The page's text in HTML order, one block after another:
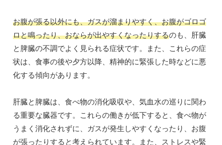
お腹が張る以外にも、ガスが溜まりやすく、お腹がゴロゴ
ロと鳴ったり、おならが出やすくなったりするのも、肝臓
と脾臓の不調でよく見られる症状です。また、これらの症
状は、食事の後や夕方以降、精神的に緊張した時などに悪
化する傾向があります。
肝臓と脾臓は、食べ物の消化吸収や、気血水の巡りに関わ
る重要な臓器です。これらの働きが低下すると、食べ物が
うまく消化されずに、ガスが発生しやすくなったり、お腹
が張ったりすると考えられています。また、ストレスや緊